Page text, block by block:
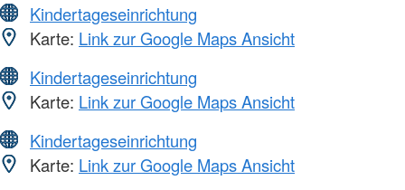
Kindertageseinrichtung
Karte: Link zur Google Maps Ansicht
Kindertageseinrichtung
Karte: Link zur Google Maps Ansicht
Kindertageseinrichtung
Karte: Link zur Google Maps Ansicht